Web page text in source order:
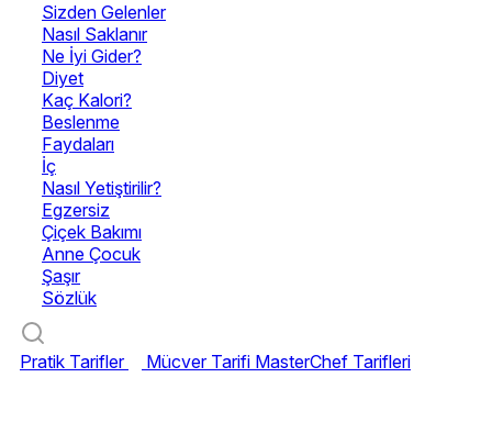
Sizden Gelenler
Nasıl Saklanır
Ne İyi Gider?
Diyet
Kaç Kalori?
Beslenme
Faydaları
İç
Nasıl Yetiştirilir?
Egzersiz
Çiçek Bakımı
Anne Çocuk
Şaşır
Sözlük
Pratik Tarifler Mücver Tarifi MasterChef Tarifleri